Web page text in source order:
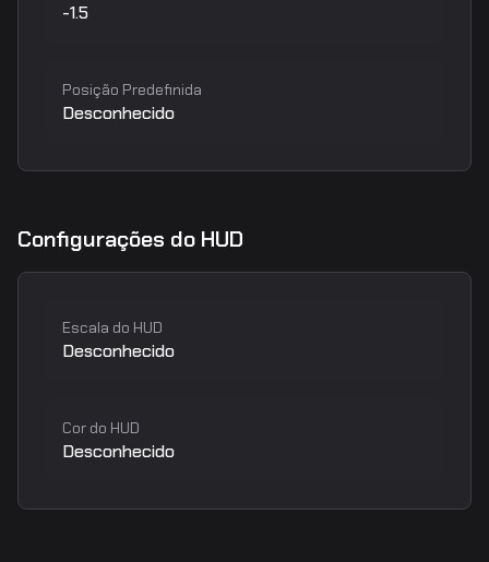
-1.5
Posição Predefinida
Desconhecido
Configurações do HUD
Escala do HUD
Desconhecido
Cor do HUD
Desconhecido